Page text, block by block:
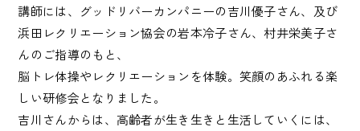
講師には、グッドリバーカンパニーの吉川優子さん、及び
浜田レクリエーション協会の岩本冷子さん、村井栄美子さ
んのご指導のもと、
脳トレ体操やレクリエーションを体験。笑顔のあふれる楽
しい研修会となりました。
吉川さんからは、高齢者が生き生きと生活していくには、